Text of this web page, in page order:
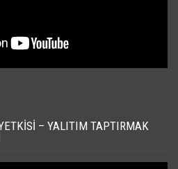
– YALITIM TAPTIRMAK